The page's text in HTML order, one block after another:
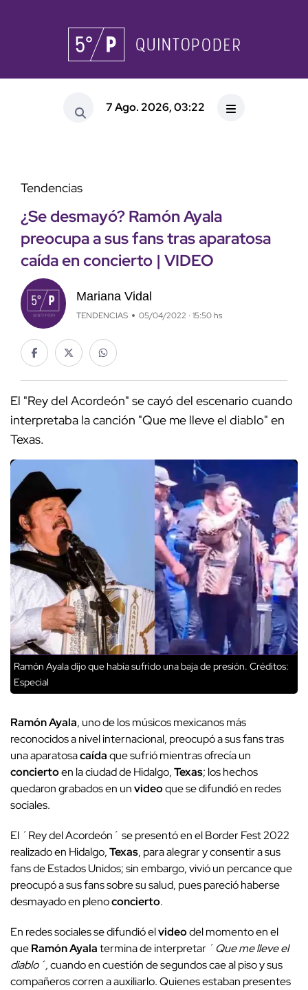
7 Ago. 2026, 03:22
Tendencias
¿Se desmayó? Ramón Ayala
preocupa a sus fans tras aparatosa
caída en concierto | VIDEO
Mariana Vidal
TENDENCIAS 05/04/2022 · 15:50 hs
El "Rey del Acordeón" se cayó del escenario cuando
interpretaba la canción "Que me lleve el diablo" en
Texas.
Ramón Ayala dijo que había sufrido una baja de presión. Créditos:
Especial
Ramón Ayala, uno de los músicos mexicanos más
reconocidos a nivel internacional, preocupó a sus fans tras
una aparatosacaídaque sufrió mientras ofrecía un
conciertoen la ciudad de Hidalgo,Texas; los hechos
quedaron grabados en unvideoque se difundió en redes
sociales.
El ´Rey del Acordeón´ se presentó en el Border Fest 2022
realizado en Hidalgo,Texas, para alegrar y consentir a sus
fans de Estados Unidos; sin embargo, vivió un percance que
preocupó a sus fans sobre su salud, pues pareció haberse
desmayado en plenoconcierto.
En redes sociales se difundió elvideodel momento en el
queRamón Ayalatermina de interpretar ´ Que me lleve el
diablo´,cuando en cuestión de segundos cae al piso y sus
compañeros corren a auxiliarlo. Quienes estaban presentes